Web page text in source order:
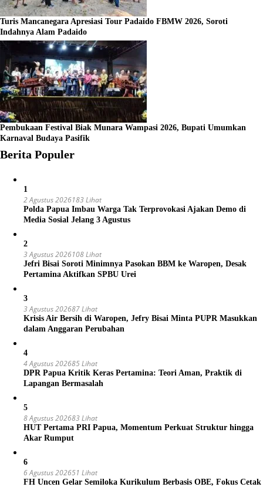
Turis Mancanegara Apresiasi Tour Padaido FBMW 2026, Soroti
Indahnya Alam Padaido
Pembukaan Festival Biak Munara Wampasi 2026, Bupati Umumkan
Karnaval Budaya Pasifik
Berita Populer
1
2 Agustus 2026183 Lihat
Polda Papua Imbau Warga Tak Terprovokasi Ajakan Demo di
Media Sosial Jelang 3 Agustus
2
3 Agustus 2026108 Lihat
Jefri Bisai Soroti Minimnya Pasokan BBM ke Waropen, Desak
Pertamina Aktifkan SPBU Urei
3
3 Agustus 202687 Lihat
Krisis Air Bersih di Waropen, Jefry Bisai Minta PUPR Masukkan
dalam Anggaran Perubahan
4
4 Agustus 202685 Lihat
DPR Papua Kritik Keras Pertamina: Teori Aman, Praktik di
Lapangan Bermasalah
5
8 Agustus 202683 Lihat
HUT Pertama PRI Papua, Momentum Perkuat Struktur hingga
Akar Rumput
6
6 Agustus 202651 Lihat
FH Uncen Gelar Semiloka Kurikulum Berbasis OBE, Fokus Cetak